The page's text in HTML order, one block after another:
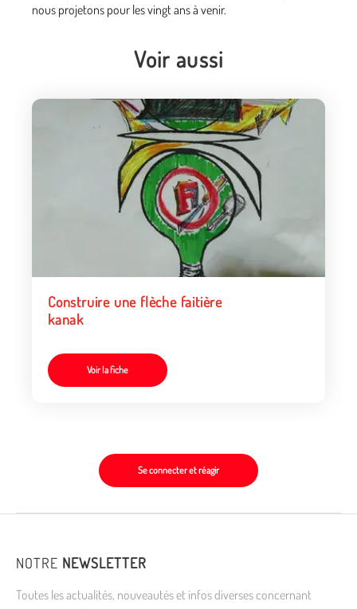
nous projetons pour les vingt ans à venir.
Voir aussi
Construire une flèche faitière
kanak
Voir la fiche
Se connecter et réagir
NOTRE NEWSLETTER
Toutes les actualités, nouveautés et infos diverses concernant